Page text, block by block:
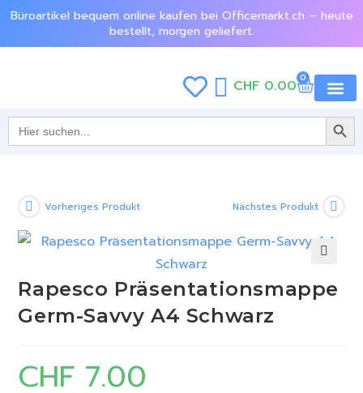
Büroartikel bequem online kaufen bei Officemarkt.ch – heute
bestellt, morgen geliefert.
CHF 0.00 0
Search
for:
SEARCH
Vorheriges Produkt Nächstes Produkt
Rapesco Präsentationsmappe
Germ-Savvy A4 Schwarz
CHF 7.00